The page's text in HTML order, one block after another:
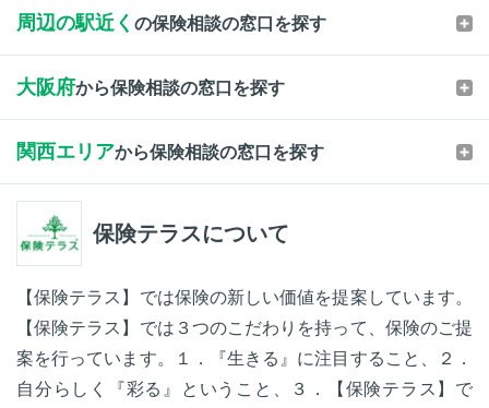
周辺の駅近く の保険相談の窓口を探す
大阪府から保険相談の窓口を探す
関西エリアから保険相談の窓口を探す
保険テラスについて
【保険テラス】では保険の新しい価値を提案しています。
【保険テラス】では３つのこだわりを持って、保険のご提
案を行っています。１．『生きる』に注目すること、２．
自分らしく『彩る』ということ、３．【保険テラス】で